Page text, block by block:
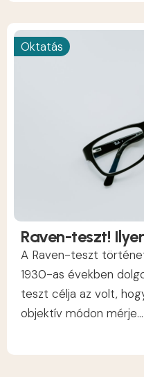
Oktatás
Raven-teszt!
A Raven-teszt
1930-as években
teszt célja az volt,
objektív módon mérje....